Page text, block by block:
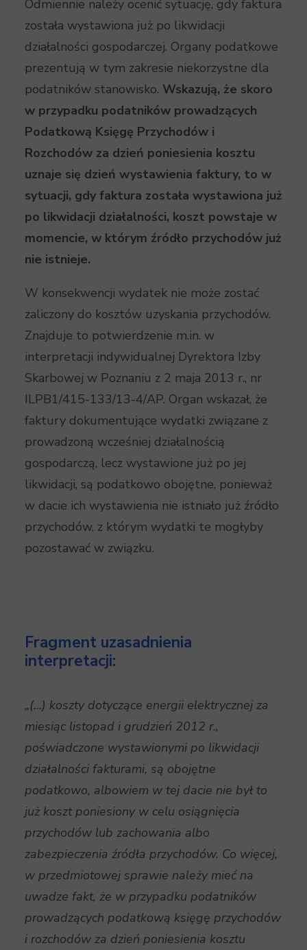
Odmiennie należy ocenić sytuację, gdy faktura
została wystawiona już po likwidacji
działalności gospodarczej. Organy podatkowe
prezentują w tym zakresie niekorzystne dla
podatników stanowisko. Wskazują, że skoro
w przypadku podatników prowadzących
Podatkową Księgę Przychodów i
Rozchodów za dzień poniesienia kosztu
uznaje się dzień wystawienia faktury, to w
sytuacji, gdy faktura została wystawiona już
po likwidacji działalności, koszt powstaje w
momencie, w którym źródło przychodów już
nie istnieje.
W konsekwencji wydatek nie może zostać
zaliczony do kosztów uzyskania przychodów.
Znajduje to potwierdzenie m.in. w
interpretacji indywidualnej Dyrektora Izby
Skarbowej w Poznaniu z 2 maja 2013 r., nr
ILPB1/415-133/13-4/AP. Organ wskazał, że
faktury dokumentujące wydatki związane z
prowadzoną wcześniej działalnością
gospodarczą, lecz wystawione już po jej
likwidacji, są podatkowo obojętne, ponieważ
w dacie ich wystawienia nie istniało już źródło
przychodów, z którym wydatki te mogłyby
pozostawać w związku.
Fragment uzasadnienia
interpretacji:
„(…) koszty dotyczące energii elektrycznej za
miesiąc listopad i grudzień 2012 r.,
poświadczone wystawionymi po likwidacji
działalności fakturami, są obojętne
podatkowo, albowiem w tej dacie nie był to
już koszt poniesiony w celu osiągnięcia
przychodów lub zachowania albo
zabezpieczenia źródła przychodów. Co więcej,
w przedmiotowej sprawie należy mieć na
uwadze fakt, że w przypadku podatników
prowadzących podatkową księgę przychodów
i rozchodów za dzień poniesienia kosztu